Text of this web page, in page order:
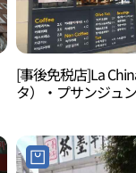
[事後免税店]La
タ）・プサンジュ